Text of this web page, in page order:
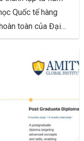
Quốc tế hàng
toàn của Đại